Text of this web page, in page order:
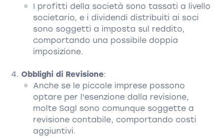
I profitti della società sono tassati a livello
societario, e i dividendi distribuiti ai soci
sono soggetti a imposta sul reddito,
comportando una possibile doppia
imposizione.
Obblighi di Revisione:
Anche se le piccole imprese possono
optare per l'esenzione dalla revisione,
molte Sagl sono comunque soggette a
revisione contabile, comportando costi
aggiuntivi.